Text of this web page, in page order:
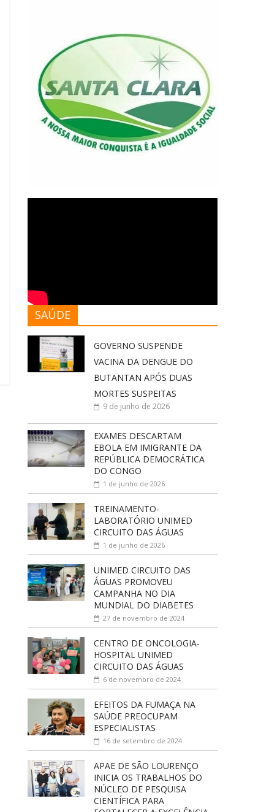
SAÚDE
GOVERNO SUSPENDE
VACINA DA DENGUE DO
BUTANTAN APÓS DUAS
MORTES SUSPEITAS
9 de junho de 2026
EXAMES DESCARTAM
EBOLA EM IMIGRANTE DA
REPÚBLICA DEMOCRÁTICA
DO CONGO
1 de junho de 2026
TREINAMENTO-
LABORATÓRIO UNIMED
CIRCUITO DAS ÁGUAS
1 de junho de 2026
UNIMED CIRCUITO DAS
ÁGUAS PROMOVEU
CAMPANHA NO DIA
MUNDIAL DO DIABETES
27 de novembro de 2024
CENTRO DE ONCOLOGIA-
HOSPITAL UNIMED
CIRCUITO DAS ÁGUAS
6 de novembro de 2024
EFEITOS DA FUMAÇA NA
SAÚDE PREOCUPAM
ESPECIALISTAS
16 de setembro de 2024
APAE DE SÃO LOURENÇO
INICIA OS TRABALHOS DO
NÚCLEO DE PESQUISA
CIENTÍFICA PARA